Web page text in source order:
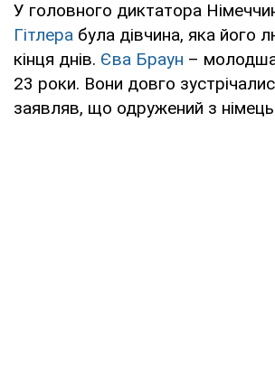
У головного диктатора
Гітлера була дівчина, яка його
кінця днів. Єва Браун –
23 роки. Вони довго
заявляв, що одружений з